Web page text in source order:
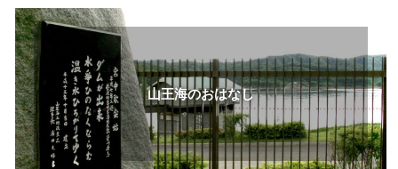
山王海のおはなし